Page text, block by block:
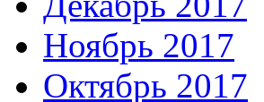
Ноябрь 2017
Октябрь 2017